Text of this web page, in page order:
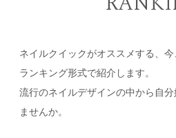
ネイルクイックがオススメする、
ランキング形式で紹介します。
流行のネイルデザインの中から自
ませんか。